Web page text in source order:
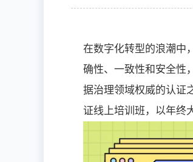
在数字化转型的浪潮中
确性、一致性和安全性
据治理领域权威的认证
证线上培训班，以年终